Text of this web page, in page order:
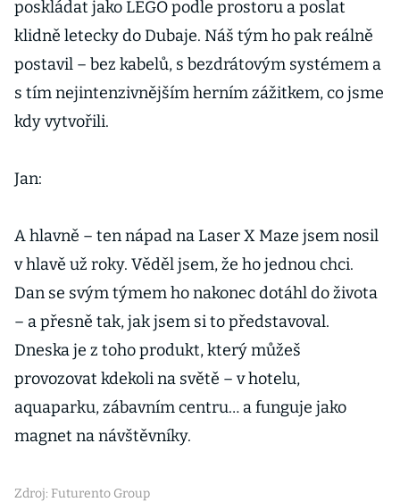
poskládat jako LEGO podle prostoru a poslat
klidně letecky do Dubaje. Náš tým ho pak reálně
postavil – bez kabelů, s bezdrátovým systémem a
s tím nejintenzivnějším herním zážitkem, co jsme
kdy vytvořili.
Jan:
A hlavně – ten nápad na Laser X Maze jsem nosil
v hlavě už roky. Věděl jsem, že ho jednou chci.
Dan se svým týmem ho nakonec dotáhl do života
– a přesně tak, jak jsem si to představoval.
Dneska je z toho produkt, který můžeš
provozovat kdekoli na světě – v hotelu,
aquaparku, zábavním centru… a funguje jako
magnet na návštěvníky.
Zdroj: Futurento Group